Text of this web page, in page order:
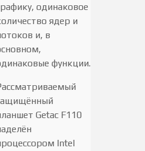
одинаковое
ядер и
и, в
функции.
Getac F110
Intel